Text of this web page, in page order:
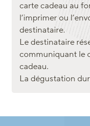
carte cadeau au
l’imprimer ou
destinataire.
Le destinataire
communiquant le
cadeau.
La dégustation